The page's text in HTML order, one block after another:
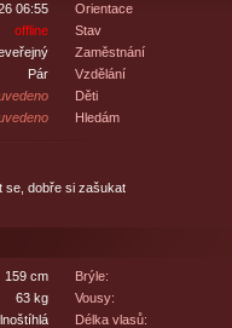
06:55
offline
Pár
Orientace
Stav
Zaměstnání
Vzdělání
Děti
Hledám
se, dobře si zašukat
159 cm
63 kg
Brýle:
Vousy:
Délka vlasů: